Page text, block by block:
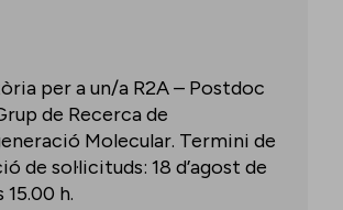
per a un/a R2A – Postdoc
de Recerca de
Molecular. Termini de
de sol·licituds: 18 d’agost de
15.00 h.